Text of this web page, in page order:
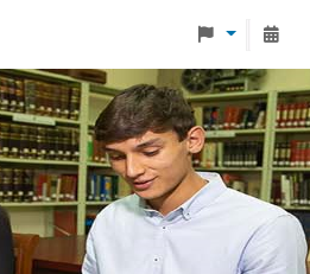
Monteávila